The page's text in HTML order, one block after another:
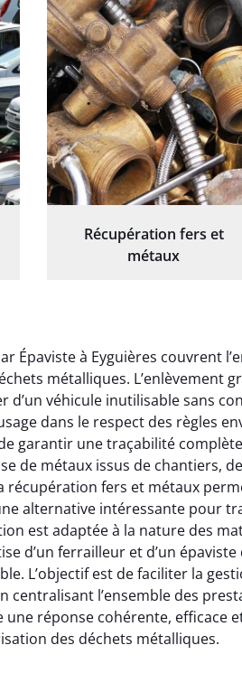
Récupération fers et
métaux
Épaviste à Eyguières couvrent
métalliques. L’enlèvement
d’un véhicule inutilisable sans
dans le respect des règles
garantir une traçabilité
de métaux issus de chantiers,
récupération fers et métaux
alternative intéressante pour
est adaptée à la nature des
d’un ferrailleur et d’un
L’objectif est de faciliter la
centralisant l’ensemble des
une réponse cohérente, efficace
des déchets métalliques.